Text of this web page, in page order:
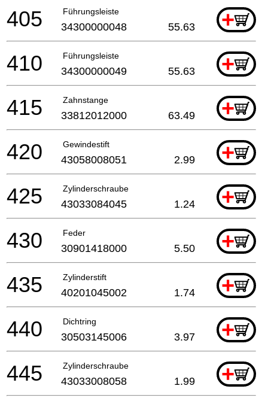
Führungsleiste +
405 34300000048 55.63
Führungsleiste +
410 34300000049 55.63
Zahnstange +
415 33812012000 63.49
Gewindestift +
420 43058008051 2.99
Zylinderschraube +
425 43033084045 1.24
Feder +
430 30901418000 5.50
Zylinderstift +
435 40201045002 1.74
Dichtring +
440 30503145006 3.97
Zylinderschraube +
445 43033008058 1.99